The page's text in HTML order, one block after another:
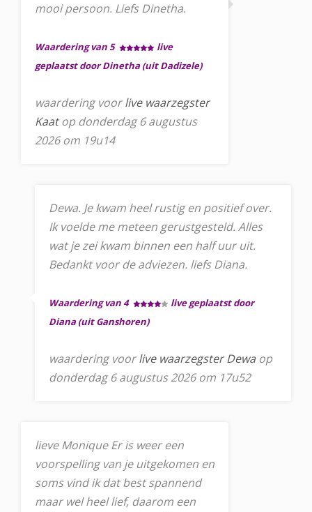
mooi persoon. Liefs Dinetha.
Waardering van 5
live
geplaatst door Dinetha (uit Dadizele)
waardering voorlive waarzegster
Kaatop donderdag 6 augustus
2026 om 19u14
Dewa. Je kwam heel rustig en positief over.
Ik voelde me meteen gerustgesteld. Alles
wat je zei kwam binnen een half uur uit.
Bedankt voor de adviezen. liefs Diana.
Waardering van 4
live geplaatst door
Diana (uit Ganshoren)
waardering voorlive waarzegster Dewa op
donderdag 6 augustus 2026 om 17u52
lieve Monique Er is weer een
voorspelling van je uitgekomen en
soms vind ik dat best spannend
maar wel heel lief, daarom een